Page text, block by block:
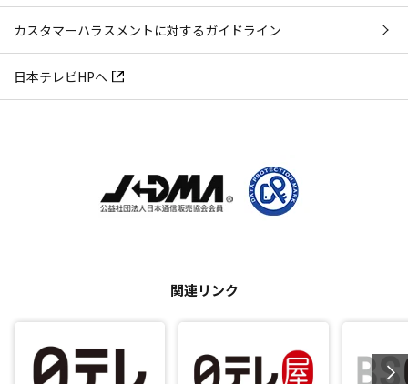
カスタマーハラスメントに対するガイドライン
日本テレビHPへ
関連リンク